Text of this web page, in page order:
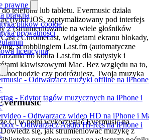
prawne
prawna
plików cookie
prywatności
licencyjna
- Odtwarzacz muzyki offline na
- Edytor tagów muzycznych na iPhone i
- Odtwarzacz wideo HD na iPhone i
- Odtwarzacz Audio Hi-Res na iPhone i
telefonu lub tabletu. Evermusic działa
(tylko iOS, zoptymalizowany pod interfejs
2 (strumieniowanie na wiele głośników
/ Chromecast, widgetami ekranu blokady,
scrobblingiem Last.fm (automatyczne
do konta Last.fm dla statystyk i
klawiszowymi Mac. Bez względu na to,
czy podróżujesz, Twoja muzyka
Ci w pełni wykorzystać Evermusic na
się, jak strumieniować muzykę z